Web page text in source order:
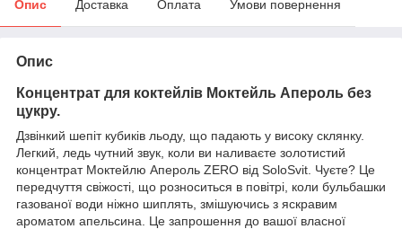
Опис Доставка Оплата Умови повернення
Опис
Концентрат для коктейлів Моктейль Апероль без
цукру.
Дзвінкий шепіт кубиків льоду, що падають у високу склянку.
Легкий, ледь чутний звук, коли ви наливаєте золотистий
концентрат Моктейлю Апероль ZERO від SoloSvit. Чуєте? Це
передчуття свіжості, що розноситься в повітрі, коли бульбашки
газованої води ніжно шиплять, змішуючись з яскравим
ароматом апельсина. Це запрошення до вашої власної